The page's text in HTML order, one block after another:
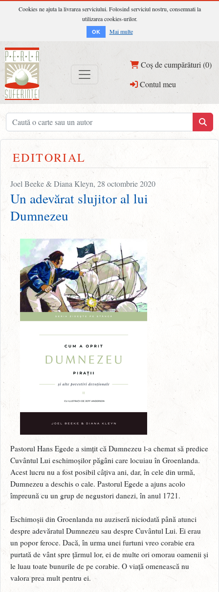
Cookies ne ajuta la livrarea serviciului. Folosind serviciul nostru, consemnati la
utilizarea cookies-urilor.
OK Mai multe
Coș de cumpărături (0)
Contul meu
EDITORIAL
Joel Beeke & Diana Kleyn, 28 octombrie 2020
Un adevărat slujitor al lui
Dumnezeu
Pastorul Hans Egede a simțit că Dumnezeu l-a chemat să predice
Cuvântul Lui eschimoșilor păgâni care locuiau în Groenlanda.
Acest lucru nu a fost posibil câțiva ani, dar, în cele din urmă,
Dumnezeu a deschis o cale. Pastorul Egede a ajuns acolo
împreună cu un grup de negustori danezi, în anul 1721.
Eschimoșii din Groenlanda nu auziseră niciodată până atunci
despre adevăratul Dumnezeu sau despre Cuvântul Lui. Ei erau
un popor feroce. Dacă, în urma unei furtuni vreo corabie era
purtată de vânt spre țărmul lor, ei de multe ori omorau oamenii și
le luau toate bunurile de pe corabie. O viață omenească nu
valora prea mult pentru ei.